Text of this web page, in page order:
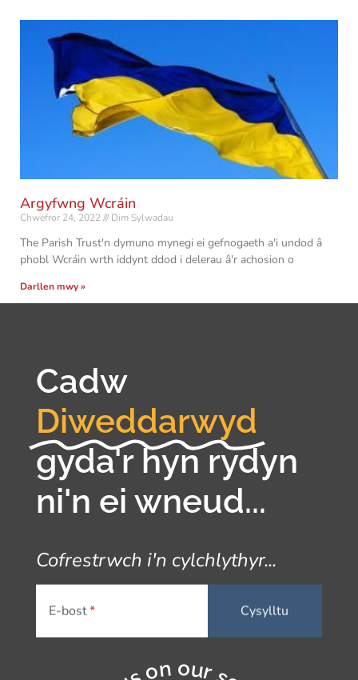
Argyfwng Wcráin
Chwefror 24, 2022 Dim Sylwadau
The Parish Trust'n dymuno mynegi ei gefnogaeth a'i undod â
phobl Wcráin wrth iddynt ddod i delerau â'r achosion o
Darllen mwy »
Cadw
Diweddarwyd
gyda'r hyn rydyn
ni'n ei wneud...
Cofrestrwch i'n cylchlythyr...
E-bost